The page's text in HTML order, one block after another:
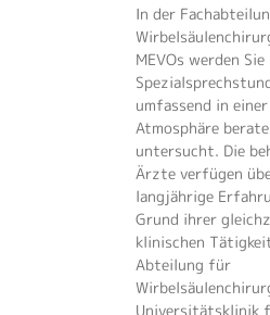
In der
MEVOs werden Sie
umfassend in
Atmosphäre
untersucht. Die
Ärzte verfügen
langjährige
Grund ihrer
klinischen
Abteilung für
Universitätsklinik
Unsere Experten
Nervenchirurgie
und beraten Sie
Rahmen ihrer
Spezialambulanzen
operativ
Erkrankungen des
des
umfangreiche
in Kooperation mit
Zentren wird
behandelnden
um
Gehirns und der
WEITERLESEN
Die Psychatrie
behandelt
Gefühle und des
WEITERLESEN